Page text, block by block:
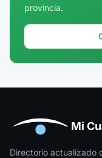
Girona
Huesca
Jaén
provincia.
Mi
Directorio actualizado